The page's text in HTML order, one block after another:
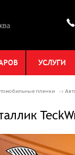
УСЛУГИ
пленки